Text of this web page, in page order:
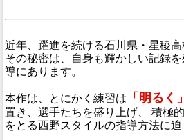
近年、躍進を続ける石川県・星稜高
その秘密は、自身も輝かしい記録
導にあります。
本作は、とにかく練習は 「明るく
置き、選手たちを盛り上げ、 積極
をとる西野スタイルの指導方法に迫